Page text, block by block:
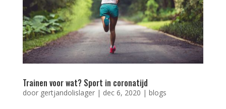
Trainen voor wat? Sport in coronatijd
door gertjandolislager| dec 6, 2020 | blogs